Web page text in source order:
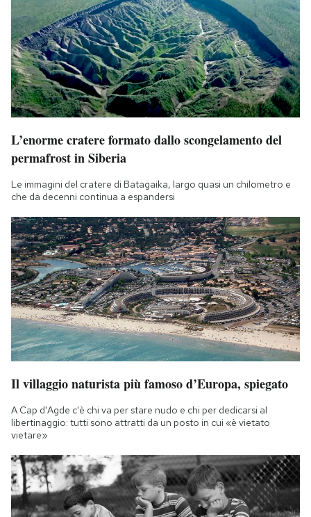
L’enorme cratere formato dallo scongelamento del
permafrost in Siberia
Le immagini del cratere di Batagaika, largo quasi un chilometro e
che da decenni continua a espandersi
Il villaggio naturista più famoso d’Europa, spiegato
A Cap d'Agde c'è chi va per stare nudo e chi per dedicarsi al
libertinaggio: tutti sono attratti da un posto in cui «è vietato
vietare»